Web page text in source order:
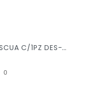
DESPACHADOR DE CINTA PASCUA C/1PZ DES-001 X/24
0